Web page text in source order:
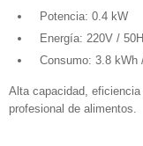
Potencia: 0.4 kW
Energía: 220V /
Consumo: 3.8 kWh
Alta capacidad,
profesional de alimentos.